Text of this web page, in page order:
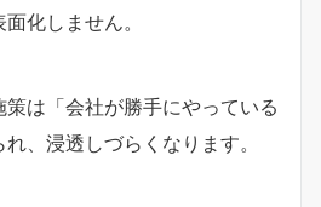
化しません。
は「会社が勝手にやっている
、浸透しづらくなります。